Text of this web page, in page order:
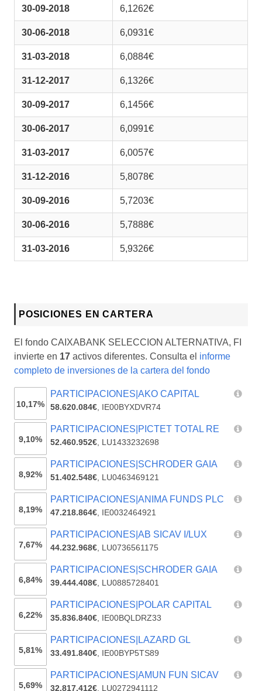
30-09-2018 6,1262€
30-06-2018 6,0931€
31-03-2018 6,0884€
31-12-2017 6,1326€
30-09-2017 6,1456€
30-06-2017 6,0991€
31-03-2017 6,0057€
31-12-2016 5,8078€
30-09-2016 5,7203€
30-06-2016 5,7888€
31-03-2016 5,9326€
POSICIONES EN CARTERA
El fondo CAIXABANK SELECCION ALTERNATIVA, FI
invierte en 17 activos diferentes. Consulta el informe
completo de inversiones de la cartera del fondo
10,17%
PARTICIPACIONES|AKO CAPITAL
58.620.084€, IE00BYXDVR74
9,10%
PARTICIPACIONES|PICTET TOTAL RE
52.460.952€, LU1433232698
8,92%
PARTICIPACIONES|SCHRODER GAIA
51.402.548€, LU0463469121
8,19%
PARTICIPACIONES|ANIMA FUNDS PLC
47.218.864€, IE0032464921
7,67%
PARTICIPACIONES|AB SICAV I/LUX
44.232.968€, LU0736561175
6,84%
PARTICIPACIONES|SCHRODER GAIA
39.444.408€, LU0885728401
6,22%
PARTICIPACIONES|POLAR CAPITAL
35.836.840€, IE00BQLDRZ33
5,81%
PARTICIPACIONES|LAZARD GL
33.491.840€, IE00BYP5TS89
5,69%
PARTICIPACIONES|AMUN FUN SICAV
32.817.412€, LU0272941112